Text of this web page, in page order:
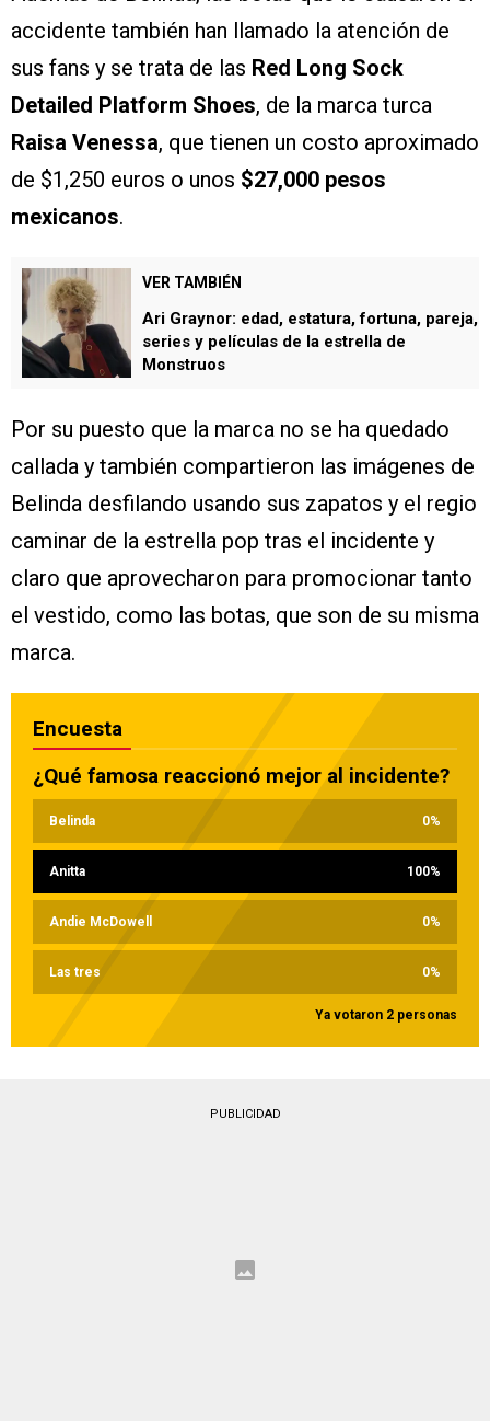
accidente también han llamado la atención de
sus fans y se trata de las Red Long Sock
Detailed Platform Shoes, de la marca turca
Raisa Venessa, que tienen un costo aproximado
de $1,250 euros o unos $27,000 pesos
mexicanos.
VER TAMBIÉN
Ari Graynor: edad, estatura, fortuna, pareja,
series y películas de la estrella de
Monstruos
Por su puesto que la marca no se ha quedado
callada y también compartieron las imágenes de
Belinda desfilando usando sus zapatos y el regio
caminar de la estrella pop tras el incidente y
claro que aprovecharon para promocionar tanto
el vestido, como las botas, que son de su misma
marca.
Encuesta
¿Qué famosa reaccionó mejor al incidente?
Belinda 0%
Anitta 100%
Andie McDowell 0%
Las tres 0%
Ya votaron 2 personas
PUBLICIDAD